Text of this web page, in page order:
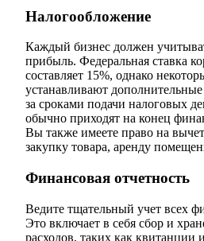
Налогообложение
Каждый бизнес должен
прибыль. Федеральная ставка
составляет 15%, однако
устанавливают
за сроками подачи налоговых
обычно приходят на конец
Вы также имеете право на
закупку товара, аренду
Финансовая отчетность
Ведите тщательный учет всех
Это включает в себя сбор и
расходов, таких как квитанции